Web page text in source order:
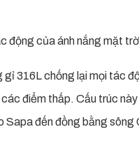
động của ánh nắng mặt
316L chống lại mọi tác
điểm thấp. Cấu trúc
đến đồng bằng